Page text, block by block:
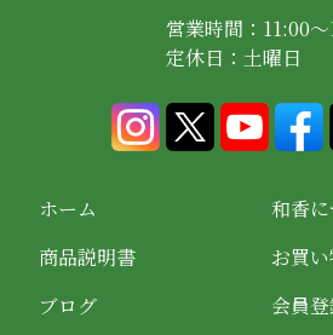
営業時間：11:00
定休日：土曜日
ホーム
和香
商品説明書
お買
ブログ
会員